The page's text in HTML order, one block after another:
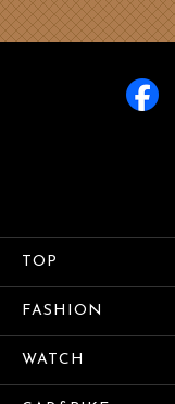
TOP
FASHION
WATCH